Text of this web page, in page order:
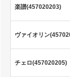
楽譜(457020203)
ヴァイオリン
チェロ(457020205)